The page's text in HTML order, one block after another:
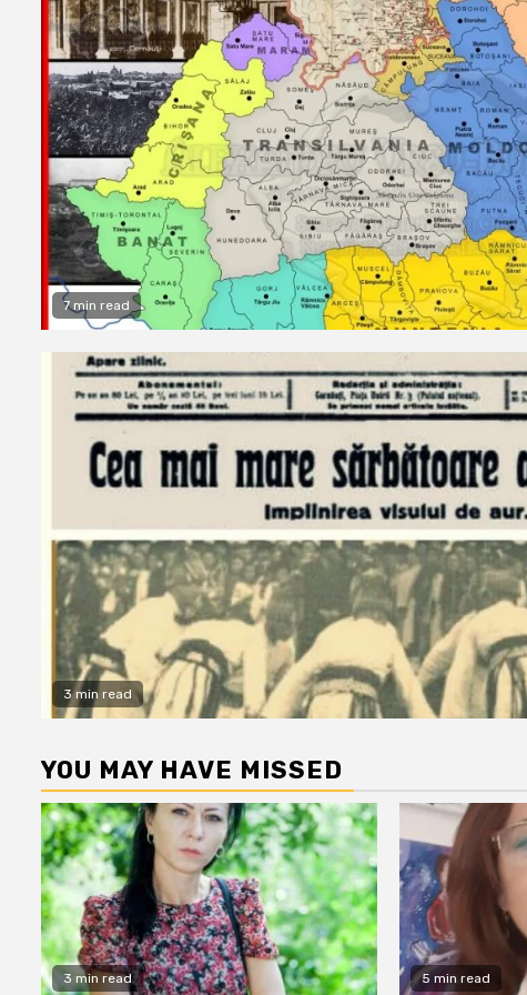
7 min read
3 min read
YOU MAY HAVE MISSED
3 min read 5 min read